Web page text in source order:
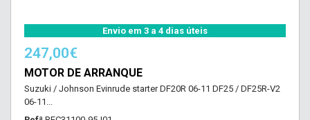
Envio em 3 a 4 dias úteis
247,00€
MOTOR DE ARRANQUE
Suzuki / Johnson Evinrude starter DF20R 06-11 DF25 / DF25R-V2
06-11...